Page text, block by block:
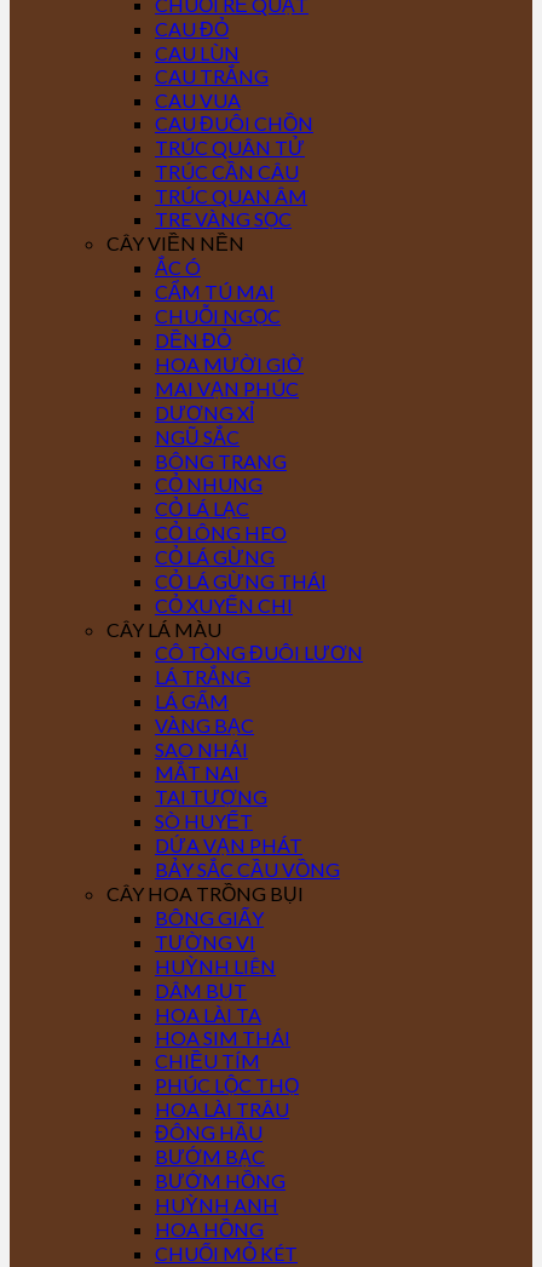
CAU ĐỎ
CAU LÙN
CAU TRẮNG
CAU VUA
CAU ĐUÔI CHỒN
TRÚC QUÂN TỬ
TRÚC CẦN CÂU
TRÚC QUAN ÂM
TRE VÀNG SỌC
CÂY VIỀN NỀN
ẮC Ó
CẨM TÚ MAI
CHUỖI NGỌC
DỀN ĐỎ
HOA MƯỜI GIỜ
MAI VẠN PHÚC
DƯƠNG XỈ
NGŨ SẮC
BÔNG TRANG
CỎ NHUNG
CỎ LÁ LẠC
CỎ LÔNG HEO
CỎ LÁ GỪNG
CỎ LÁ GỪNG THÁI
CỎ XUYẾN CHI
CÂY LÁ MÀU
CÔ TÒNG ĐUÔI LƯƠN
LÁ TRẮNG
LÁ GẤM
VÀNG BẠC
SAO NHÁI
MẮT NAI
TAI TƯỢNG
SÒ HUYẾT
DỨA VẠN PHÁT
BẢY SẮC CẦU VỒNG
CÂY HOA TRỒNG BỤI
BÔNG GIẤY
TƯỜNG VI
HUỲNH LIÊN
DÂM BỤT
HOA LÀI TA
HOA SIM THÁI
CHIỀU TÍM
PHÚC LỘC THỌ
HOA LÀI TRÂU
ĐÔNG HẦU
BƯỚM BẠC
BƯỚM HỒNG
HUỲNH ANH
HOA HỒNG
CHUỐI MỎ KÉT